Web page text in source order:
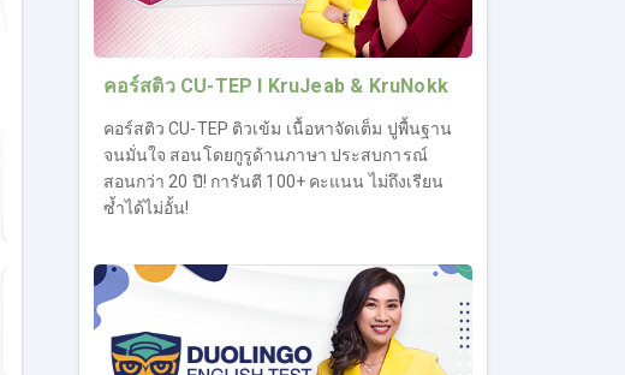
คอร์สติว CU-TEP l KruJeab & KruNokk
คอร์สติว CU-TEP ติวเข้ม เนื้อหาจัดเต็ม ปูพื้นฐาน
จนมั่นใจ สอนโดยกูรูด้านภาษา ประสบการณ์
สอนกว่า 20 ปี! การันตี 100+ คะแนน ไม่ถึงเรียน
ซ้ำได้ไม่อั้น!